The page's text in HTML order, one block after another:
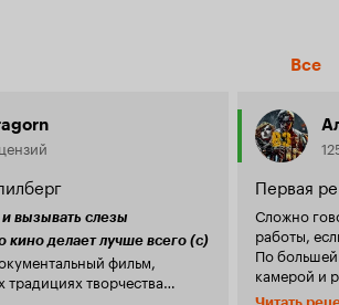
Все
кино делает лучше всего (с)
фильм,
творчества
вызывает сильнейший
Первая
Сложно
работы,
По большей
камерой и
кадры из